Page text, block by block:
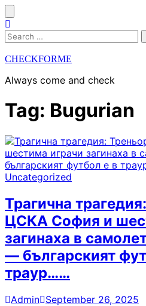
Skip
to
content
Search
CHECKFORME
Always come and check
Tag: Bugurian
Uncategorized
Трагична
ЦСКА София и
загинаха в
— българският
траур……
Admin September 26, 2025